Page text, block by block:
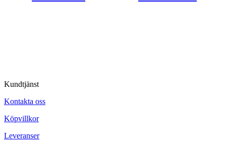
Kundtjänst
Kontakta oss
Köpvillkor
Leveranser